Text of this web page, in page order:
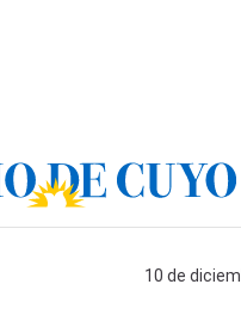
10 de